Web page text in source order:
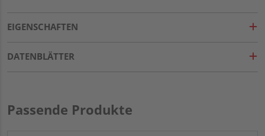
EIGENSCHAFTEN
DATENBLÄTTER
Passende Produkte